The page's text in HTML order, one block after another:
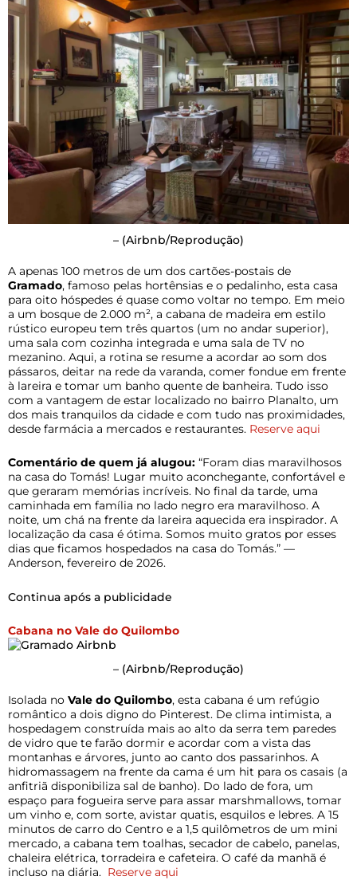
– (Airbnb/Reprodução)
A apenas 100 metros de um dos cartões-postais de
Gramado, famoso pelas hortênsias e o pedalinho, esta casa
para oito hóspedes é quase como voltar no tempo. Em meio
a um bosque de 2.000 m², a cabana de madeira em estilo
rústico europeu tem três quartos (um no andar superior),
uma sala com cozinha integrada e uma sala de TV no
mezanino. Aqui, a rotina se resume a acordar ao som dos
pássaros, deitar na rede da varanda, comer fondue em frente
à lareira e tomar um banho quente de banheira. Tudo isso
com a vantagem de estar localizado no bairro Planalto, um
dos mais tranquilos da cidade e com tudo nas proximidades,
desde farmácia a mercados e restaurantes. Reserve aqui
Comentário de quem já alugou: “Foram dias maravilhosos
na casa do Tomás! Lugar muito aconchegante, confortável e
que geraram memórias incríveis. No final da tarde, uma
caminhada em família no lado negro era maravilhoso. A
noite, um chá na frente da lareira aquecida era inspirador. A
localização da casa é ótima. Somos muito gratos por esses
dias que ficamos hospedados na casa do Tomás.” —
Anderson, fevereiro de 2026.
Continua após a publicidade
Cabana no Vale do Quilombo
– (Airbnb/Reprodução)
Isolada no Vale do Quilombo, esta cabana é um refúgio
romântico a dois digno do Pinterest. De clima intimista, a
hospedagem construída mais ao alto da serra tem paredes
de vidro que te farão dormir e acordar com a vista das
montanhas e árvores, junto ao canto dos passarinhos. A
hidromassagem na frente da cama é um hit para os casais (a
anfitriã disponibiliza sal de banho). Do lado de fora, um
espaço para fogueira serve para assar marshmallows, tomar
um vinho e, com sorte, avistar quatis, esquilos e lebres. A 15
minutos de carro do Centro e a 1,5 quilômetros de um mini
mercado, a cabana tem toalhas, secador de cabelo, panelas,
chaleira elétrica, torradeira e cafeteira. O café da manhã é
incluso na diária. Reserve aqui